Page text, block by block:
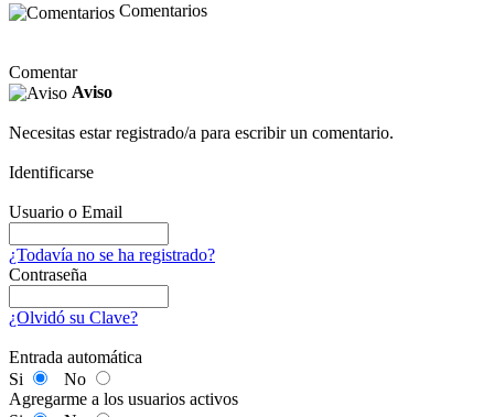
Comentarios
Comentar
Aviso
Necesitas estar registrado/a para escribir un comentario.
Identificarse
Usuario o Email
¿Todavía no se ha registrado?
Contraseña
¿Olvidó su Clave?
Entrada automática
Si
No
Agregarme a los usuarios activos